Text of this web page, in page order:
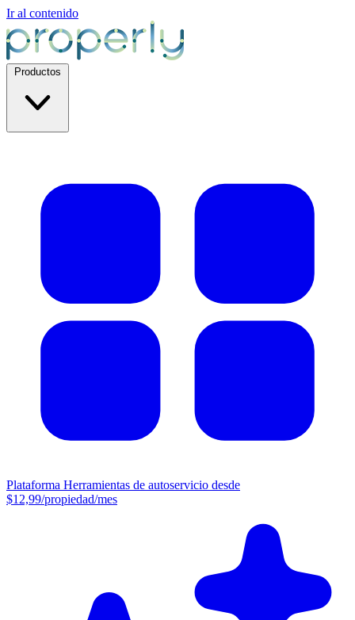
Ir al contenido
Plataforma Herramientas de autoservicio desde
$12,99/propiedad/mes